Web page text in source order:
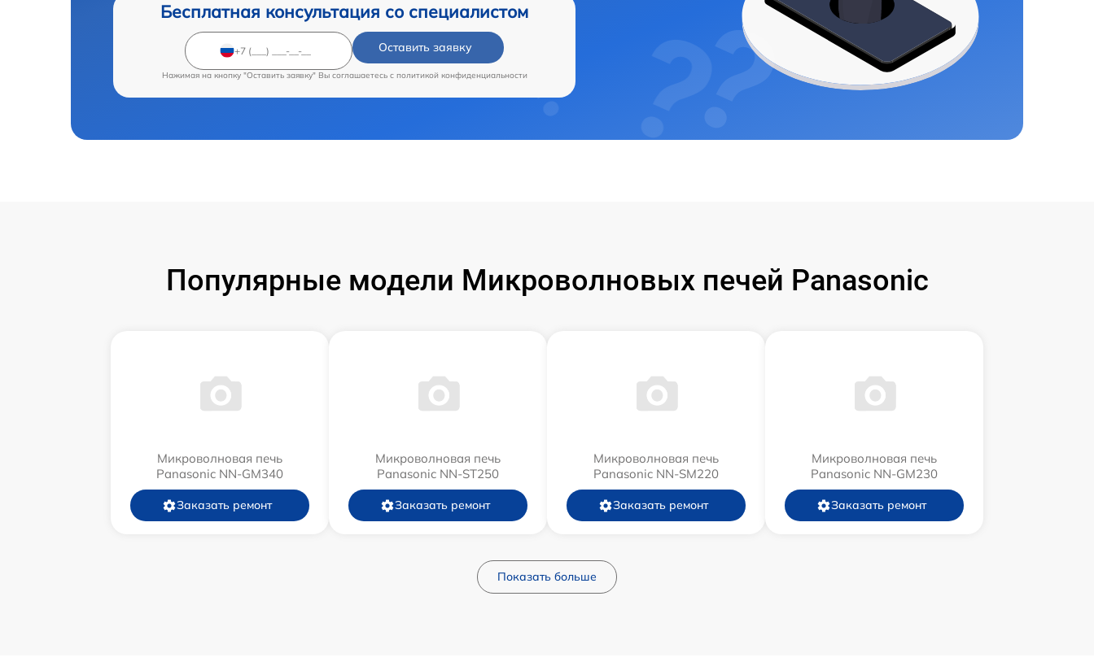
Бесплатная консультация со специалистом
Оставить заявку
Нажимая на кнопку "Оставить заявку" Вы соглашаетесь c политикой конфиденциальности
Популярные модели Микроволновых печей Panasonic
Микроволновая печь
Panasonic NN-GM340
Заказать ремонт
Микроволновая печь
Panasonic NN-ST250
Заказать ремонт
Микроволновая печь
Panasonic NN-SM220
Заказать ремонт
Микроволновая печь
Panasonic NN-GM230
Заказать ремонт
Показать больше